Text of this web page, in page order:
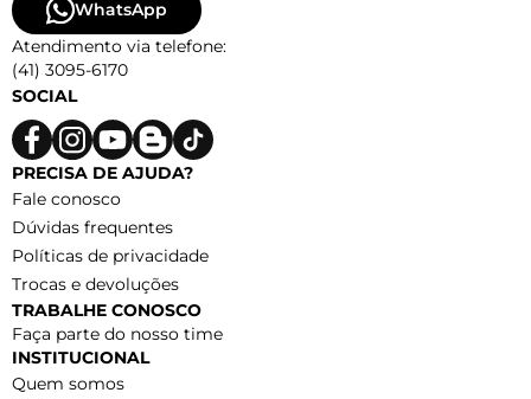
WhatsApp
Atendimento via telefone:
(41) 3095-6170
SOCIAL
PRECISA DE AJUDA?
Fale conosco
Dúvidas frequentes
Políticas de privacidade
Trocas e devoluções
TRABALHE CONOSCO
Faça parte do nosso time
INSTITUCIONAL
Quem somos